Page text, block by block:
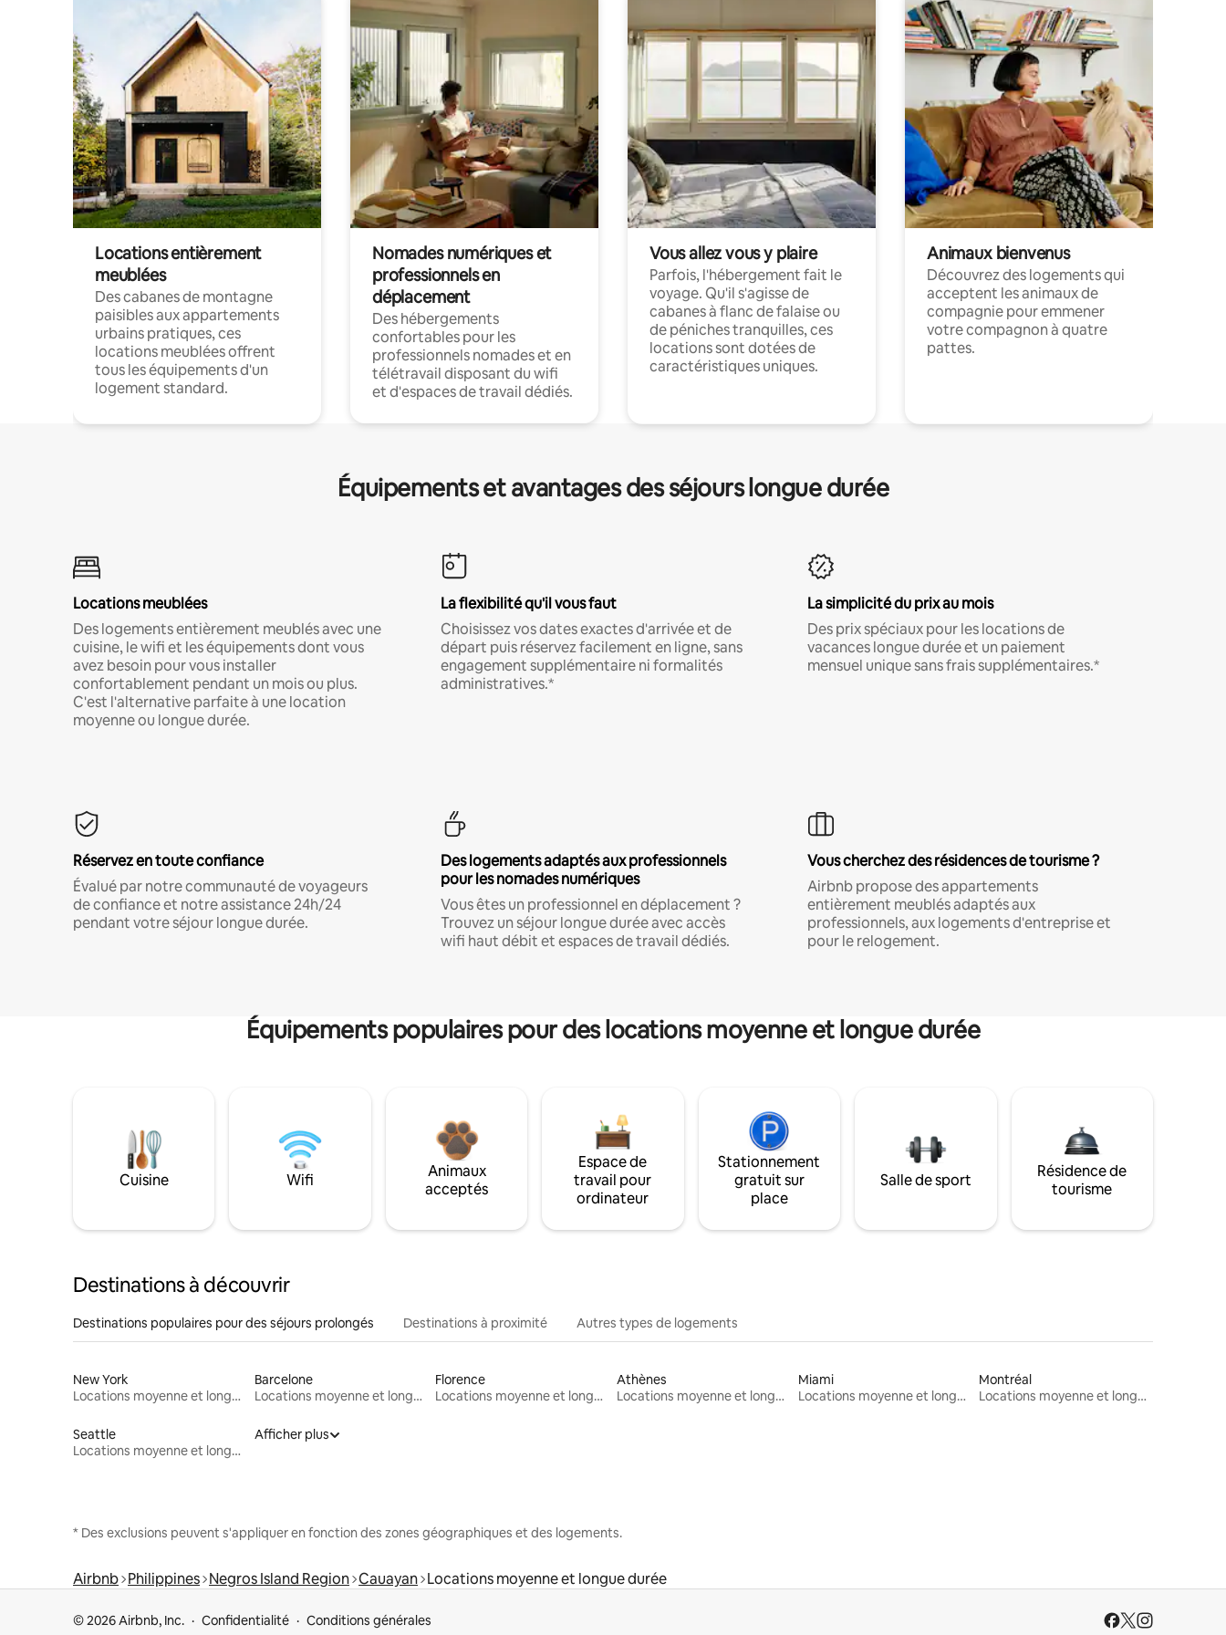
Locations entièrement
meublées
Des cabanes de montagne
paisibles aux appartements
urbains pratiques, ces
locations meublées offrent
tous les équipements d'un
logement standard.
Nomades numériques et
professionnels en
déplacement
Des hébergements
confortables pour les
professionnels nomades et en
télétravail disposant du wifi
et d'espaces de travail dédiés.
Vous allez vous y plaire
Parfois, l'hébergement fait le
voyage. Qu'il s'agisse de
cabanes à flanc de falaise ou
de péniches tranquilles, ces
locations sont dotées de
caractéristiques uniques.
Animaux bienvenus
Découvrez des logements qui
acceptent les animaux de
compagnie pour emmener
votre compagnon à quatre
pattes.
Équipements et avantages des séjours longue durée
Locations meublées
Des logements entièrement meublés avec une
cuisine, le wifi et les équipements dont vous
avez besoin pour vous installer
confortablement pendant un mois ou plus.
C'est l'alternative parfaite à une location
moyenne ou longue durée.
La flexibilité qu'il vous faut
Choisissez vos dates exactes d'arrivée et de
départ puis réservez facilement en ligne, sans
engagement supplémentaire ni formalités
administratives.*
La simplicité du prix au mois
Des prix spéciaux pour les locations de
vacances longue durée et un paiement
mensuel unique sans frais supplémentaires.*
Réservez en toute confiance
Évalué par notre communauté de voyageurs
de confiance et notre assistance 24h/24
pendant votre séjour longue durée.
Des logements adaptés aux professionnels
pour les nomades numériques
Vous êtes un professionnel en déplacement ?
Trouvez un séjour longue durée avec accès
wifi haut débit et espaces de travail dédiés.
Vous cherchez des résidences de tourisme ?
Airbnb propose des appartements
entièrement meublés adaptés aux
professionnels, aux logements d'entreprise et
pour le relogement.
Équipements populaires pour des locations moyenne et longue durée
Cuisine Wifi
Animaux
acceptés
Espace de
travail pour
ordinateur
Stationnement
gratuit sur
place
Salle de sport
Résidence de
tourisme
Destinations à découvrir
Destinations populaires pour des séjours prolongés Destinations à proximité Autres types de logements
New York
Locations moyenne et longue durée
Barcelone
Locations moyenne et longue durée
Florence
Locations moyenne et longue durée
Athènes
Locations moyenne et longue durée
Miami
Locations moyenne et longue durée
Montréal
Locations moyenne et longue durée
Seattle
Locations moyenne et longue durée
Afficher plus
* Des exclusions peuvent s'appliquer en fonction des zones géographiques et des logements.
Airbnb Philippines Negros Island Region Cauayan Locations moyenne et longue durée
© 2026 Airbnb, Inc. Confidentialité Conditions générales